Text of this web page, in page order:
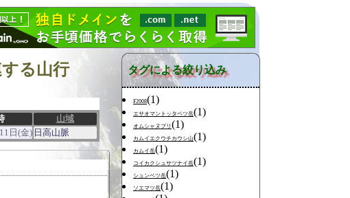
る山行
山域
日(金) 日高山脈
タグによる絞り込み
F2008(1)
エサオマントッタベツ岳(1)
オムシャヌプリ (1)
カムイエクウチカウシ山(1)
カムイ岳(1)
コイカクシュサツナイ岳(1)
シュンベツ岳(1)
ソエマツ岳(1)